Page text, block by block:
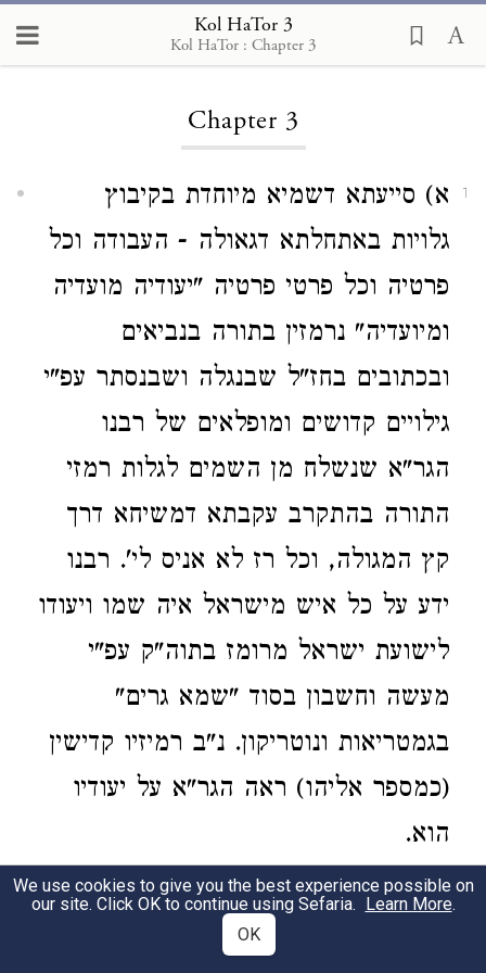
Kol HaTor 3
Kol HaTor : Chapter 3
Loading...
Chapter 3
1
א) סייעתא דשמיא מיוחדת בקיבוץ
גלויות באתחלתא דגאולה - העבודה וכל
פרטיה וכל פרטי פרטיה "יעודיה מועדיה
ומיועדיה" נרמזין בתורה בנביאים
ובכתובים בחז"ל שבנגלה ושבנסתר עפ"י
גילויים קדושים ומופלאים של רבנו
הגר"א שנשלח מן השמים לגלות רמזי
התורה בהתקרב עקבתא דמשיחא דרך
קץ המגולה, וכל רז לא אניס לי'. רבנו
ידע על כל איש מישראל איה שמו ויעודו
לישועת ישראל מרומז בתוה"ק עפ"י
מעשה וחשבון בסוד "שמא גרים"
בגמטריאות ונוטריקון. נ"ב רמיזיו קדישין
(כמספר אליהו) ראה הגר"א על יעודיו
הוא.
Special help from Heaven is given when
gathering in the exiles at the beginning of
the Redemption. The task with all its major
We use cookies to give you the best experience possible on
our site. Click OK to continue using Sefaria. Learn More.
OK